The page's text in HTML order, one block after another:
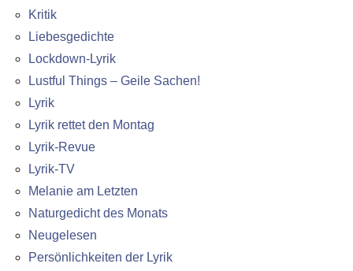
Kritik
Liebesgedichte
Lockdown-Lyrik
Lustful Things – Geile Sachen!
Lyrik
Lyrik rettet den Montag
Lyrik-Revue
Lyrik-TV
Melanie am Letzten
Naturgedicht des Monats
Neugelesen
Persönlichkeiten der Lyrik